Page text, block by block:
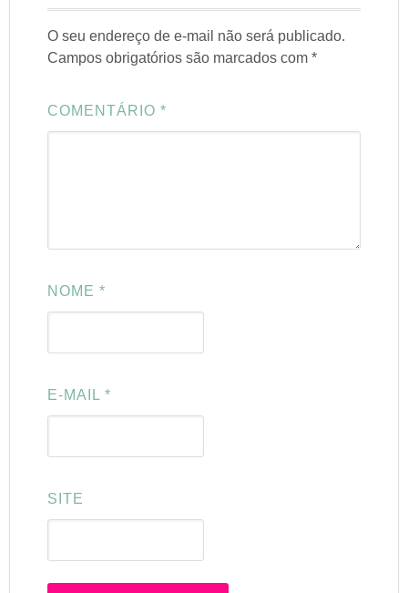
O seu endereço de e-mail não será publicado.
Campos obrigatórios são marcados com*
COMENTÁRIO*
NOME*
E-MAIL*
SITE